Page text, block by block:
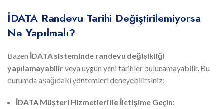
İDATA Randevu Tarihi Değiştirilemiyorsa
Ne Yapılmalı?
Bazen İDATA sisteminde randevu değişikliği
yapılamayabilirveya uygun yeni tarihler bulunamayabilir. Bu
durumda aşağıdaki yöntemleri deneyebilirsiniz:
İDATA Müşteri Hizmetleri ile İletişime Geçin: